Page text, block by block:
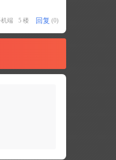
端 5 楼 回复 (0)